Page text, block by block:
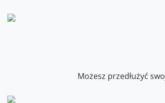
Możesz przedłużyć